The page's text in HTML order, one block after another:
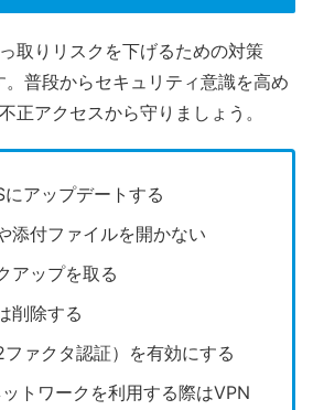
取りリスクを下げるための対策
普段からセキュリティ意識を高め
正アクセスから守りましょう。
アップデートする
添付ファイルを開かない
アップを取る
削除する
ァクタ認証）を有効にする
トワークを利用する際はVPN